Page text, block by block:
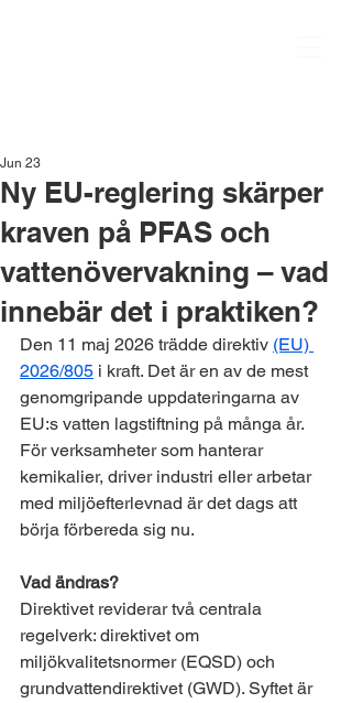
Ny EU-reglering skärper
kraven på PFAS och
vattenövervakning – vad
innebär det i praktiken?
Jun 23
Den 11 maj 2026 trädde direktiv (EU)
2026/805 i kraft. Det är en av de mest
genomgripande uppdateringarna av
EU:s vatten lagstiftning på många år.
För verksamheter som hanterar
kemikalier, driver industri eller arbetar
med miljöefterlevnad är det dags att
börja förbereda sig nu.
Vad ändras?
Direktivet reviderar två centrala
regelverk: direktivet om
miljökvalitetsnormer (EQSD) och
grundvattendirektivet (GWD). Syftet är